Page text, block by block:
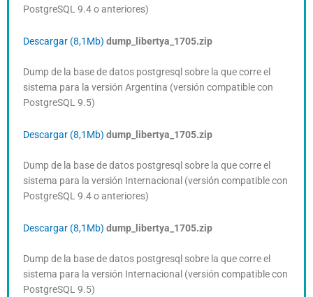
PostgreSQL 9.4 o anteriores)
Descargar (8,1Mb) dump_libertya_1705.zip
Dump de la base de datos postgresql sobre la que corre el
sistema para la versión Argentina (versión compatible con
PostgreSQL 9.5)
Descargar (8,1Mb) dump_libertya_1705.zip
Dump de la base de datos postgresql sobre la que corre el
sistema para la versión Internacional (versión compatible con
PostgreSQL 9.4 o anteriores)
Descargar (8,1Mb) dump_libertya_1705.zip
Dump de la base de datos postgresql sobre la que corre el
sistema para la versión Internacional (versión compatible con
PostgreSQL 9.5)